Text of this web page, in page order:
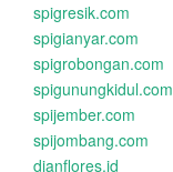
spigresik.com
spigianyar.com
spigrobongan.com
spigunungkidul.com
spijember.com
spijombang.com
dianflores.id